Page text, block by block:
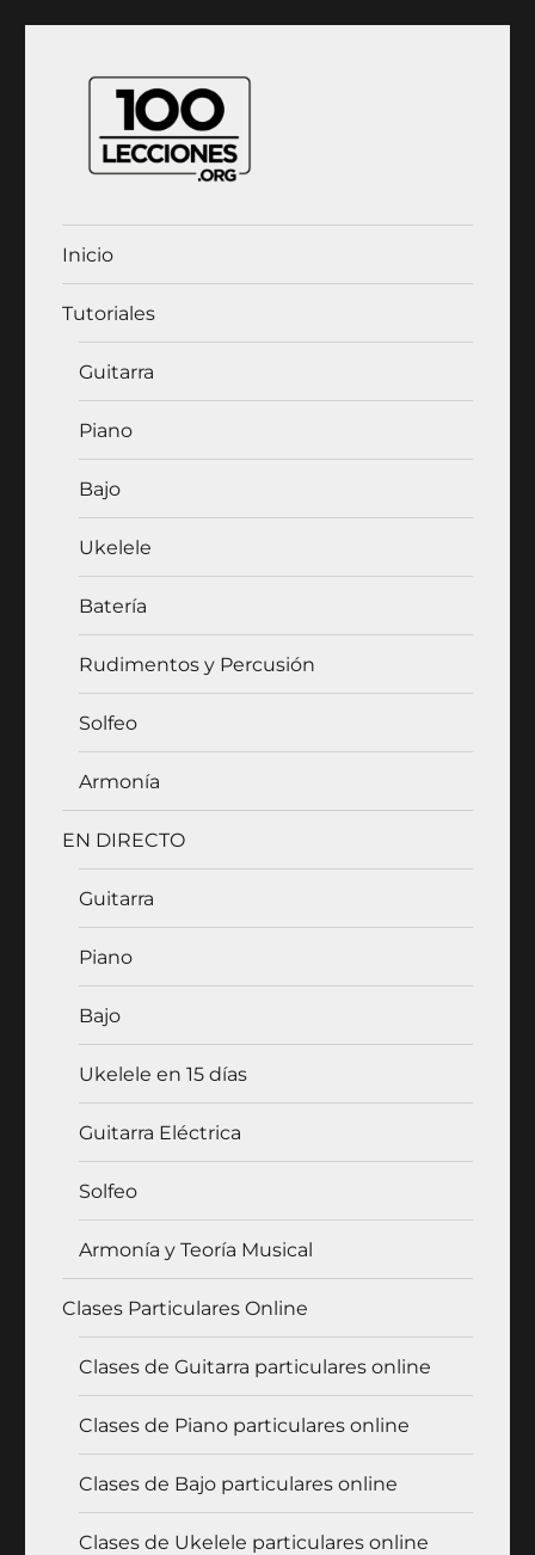
100Lecciones.Org
Inicio
Tutoriales
Guitarra
Piano
Bajo
Ukelele
Batería
Rudimentos y Percusión
Solfeo
Armonía
EN DIRECTO
Guitarra
Piano
Bajo
Ukelele en 15 días
Guitarra Eléctrica
Solfeo
Armonía y Teoría Musical
Clases Particulares Online
Clases de Guitarra particulares online
Clases de Piano particulares online
Clases de Bajo particulares online
Clases de Ukelele particulares online